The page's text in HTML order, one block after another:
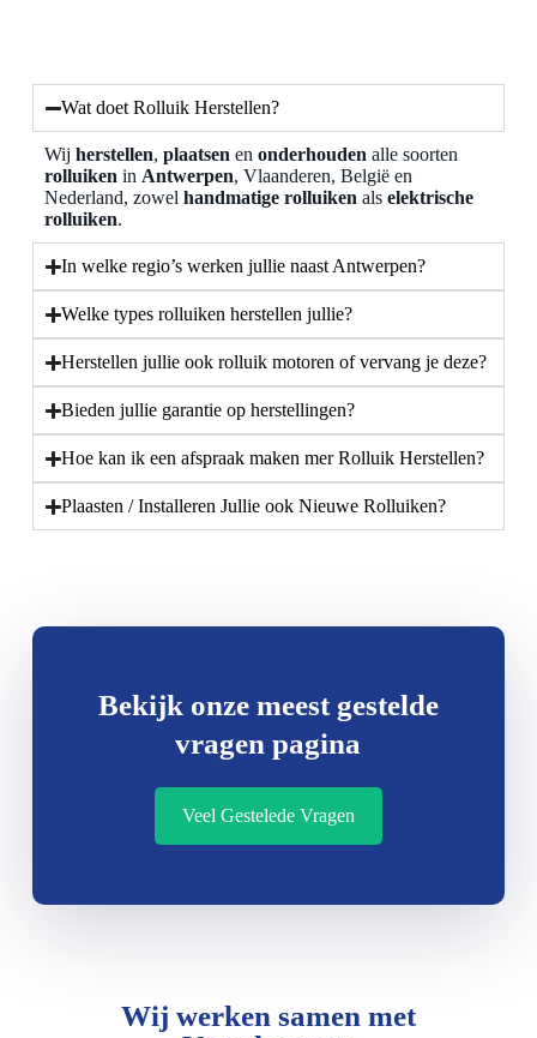
Wat doet Rolluik Herstellen?
Wij herstellen, plaatsen en onderhouden alle soorten
rolluiken in Antwerpen, Vlaanderen, België en
Nederland, zowel handmatige rolluiken als elektrische
rolluiken.
In welke regio’s werken jullie naast Antwerpen?
Welke types rolluiken herstellen jullie?
Herstellen jullie ook rolluik motoren of vervang je deze?
Bieden jullie garantie op herstellingen?
Hoe kan ik een afspraak maken mer Rolluik Herstellen?
Plaasten / Installeren Jullie ook Nieuwe Rolluiken?
Bekijk onze meest gestelde
vragen pagina
Veel Gestelede Vragen
Wij werken samen met